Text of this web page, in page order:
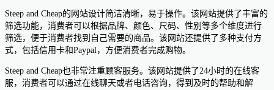
Steep and Cheap的网站设计简洁清晰，易于操作。该网站提供了丰富的
筛选功能，消费者可以根据品牌、颜色、尺码、性别等多个维度进行
筛选，便于消费者找到自己需要的商品。该网站还提供了多种支付方
式，包括信用卡和Paypal，方便消费者完成购物。
Steep and Cheap也非常注重顾客服务。该网站提供了24小时的在线客
服，消费者可以通过在线聊天或者电话咨询，得到及时的帮助和解